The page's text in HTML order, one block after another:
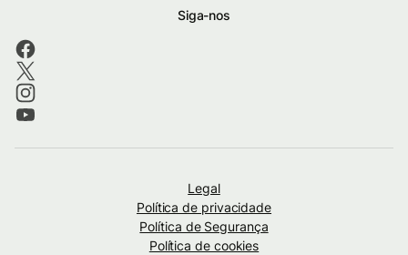
Siga-nos
Legal
Política de privacidade
Política de Segurança
Política de cookies